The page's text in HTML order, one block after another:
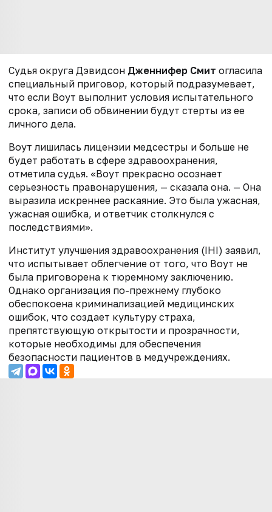
Судья округа Дэвидсон Дженнифер Смит огласила
специальный приговор, который подразумевает,
что если Воут выполнит условия испытательного
срока, записи об обвинении будут стерты из ее
личного дела.
Воут лишилась лицензии медсестры и больше не
будет работать в сфере здравоохранения,
отметила судья. «Воут прекрасно осознает
серьезность правонарушения, — сказала она. — Она
выразила искреннее раскаяние. Это была ужасная,
ужасная ошибка, и ответчик столкнулся с
последствиями».
Институт улучшения здравоохранения (IHI) заявил,
что испытывает облегчение от того, что Воут не
была приговорена к тюремному заключению.
Однако организация по-прежнему глубоко
обеспокоена криминализацией медицинских
ошибок, что создает культуру страха,
препятствующую открытости и прозрачности,
которые необходимы для обеспечения
безопасности пациентов в медучреждениях.